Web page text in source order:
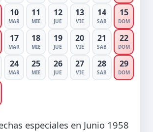
10
MAR
11
MIE
12
JUE
13
VIE
14
SAB
15
DOM
17
MAR
18
MIE
19
JUE
20
VIE
21
SAB
22
DOM
24
MAR
25
MIE
26
JUE
27
VIE
28
SAB
29
DOM
especiales en Junio 1958